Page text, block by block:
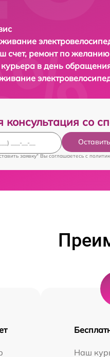
счет, ремонт по желанию
в день
консультация со
заявку" Вы соглашаетесь c
Наш